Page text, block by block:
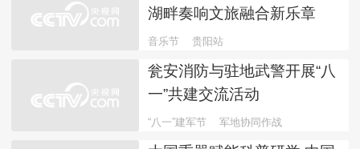
湖畔奏响文旅融合新乐章
音乐节 贵阳站
瓮安消防与驻地武警开展“八
一”共建交流活动
“八一”建军节 军地协同作战